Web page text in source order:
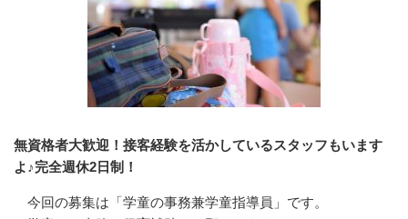
無資格者大歓迎！接客経験を活かしているスタッフもいます
よ♪完全週休2日制！
今回の募集は「学童の事務兼学童指導員」です。